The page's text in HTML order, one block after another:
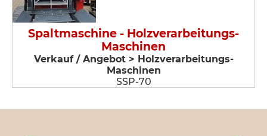
Spaltmaschine - Holzverarbeitungs-
Maschinen
Verkauf / Angebot > Holzverarbeitungs-
Maschinen
SSP-70